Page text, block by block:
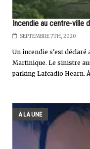
Incendie au centre-ville
SEPTEMBRE 7TH, 2020
Un incendie s'est déclaré
Martinique. Le sinistre
parking Lafcadio Hearn.
A LA UNE